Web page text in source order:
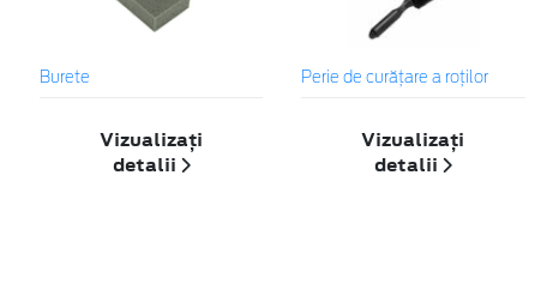
Burete
Vizualizați
detalii
Perie de curățare a roților
Vizualizați
detalii